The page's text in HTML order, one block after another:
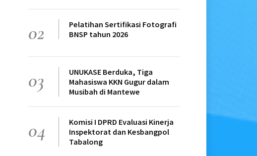
02
Pelatihan Sertifikasi Fotografi
BNSP tahun 2026
03
UNUKASE Berduka, Tiga
Mahasiswa KKN Gugur dalam
Musibah di Mantewe
04
Komisi I DPRD Evaluasi Kinerja
Inspektorat dan Kesbangpol
Tabalong